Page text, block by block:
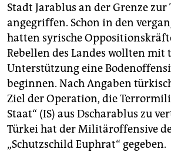
Stadt Jarablus an der Grenze zur
angegriffen. Schon in den
hatten syrische
Rebellen des Landes wollten mit
Unterstützung eine
beginnen. Nach Angaben
Ziel der Operation, die
Staat“ (IS) aus Dscharablus zu
Türkei hat der Militäroffensive
„Schutzschild Euphrat“ gegeben.